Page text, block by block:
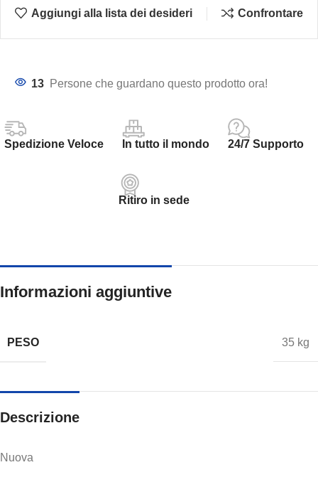
Aggiungi alla lista dei desideri Confrontare
13 Persone che guardano questo prodotto ora!
Spedizione Veloce In tutto il mondo 24/7 Supporto
Ritiro in sede
Informazioni aggiuntive
PESO 35 kg
Descrizione
Nuova